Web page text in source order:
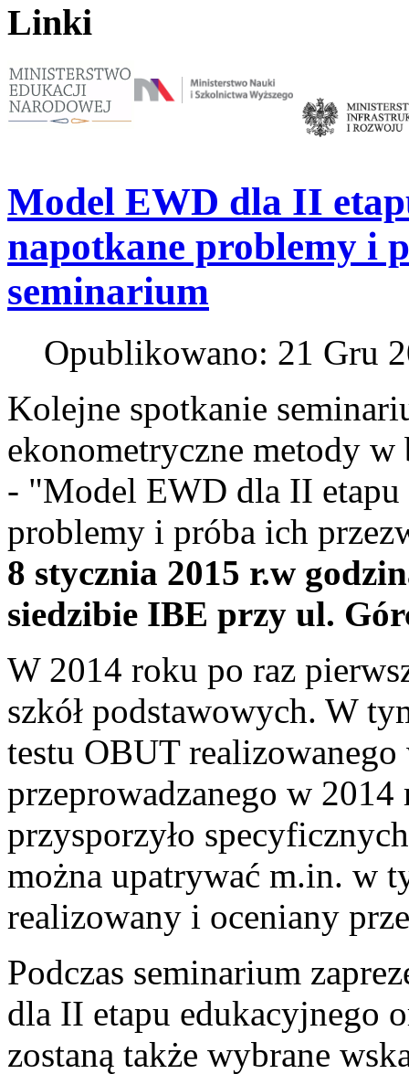
Linki
Model EWD dla II
napotkane problemy i
seminarium
Opublikowano: 21 Gru
Kolejne spotkanie
ekonometryczne metody
- "Model EWD dla II etapu
problemy i próba ich
8 stycznia 2015 r.w
siedzibie IBE przy ul.
W 2014 roku po raz
szkół podstawowych. W
testu OBUT
przeprowadzanego w
przysporzyło
można upatrywać m.in. w
realizowany i oceniany
Podczas seminarium
dla II etapu edukacyjnego
zostaną także wybrane